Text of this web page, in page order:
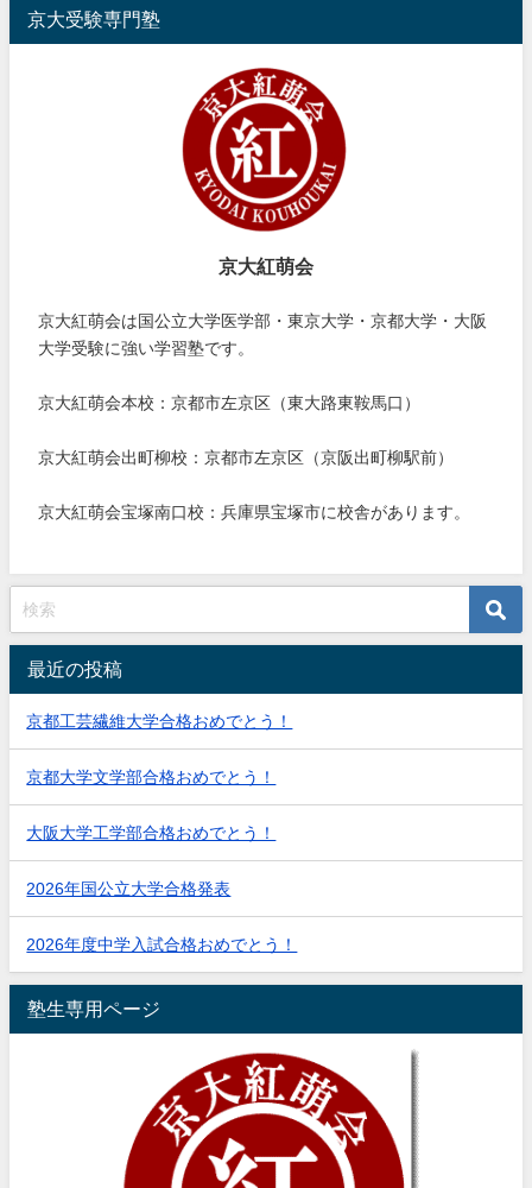
京大受験専門塾
京大紅萌会
京大紅萌会は国公立大学医学部・東京大学・京都大学・大阪
大学受験に強い学習塾です。
京大紅萌会本校：京都市左京区（東大路東鞍馬口）
京大紅萌会出町柳校：京都市左京区（京阪出町柳駅前）
京大紅萌会宝塚南口校：兵庫県宝塚市に校舎があります。
最近の投稿
京都工芸繊維大学合格おめでとう！
京都大学文学部合格おめでとう！
大阪大学工学部合格おめでとう！
2026年国公立大学合格発表
2026年度中学入試合格おめでとう！
塾生専用ページ